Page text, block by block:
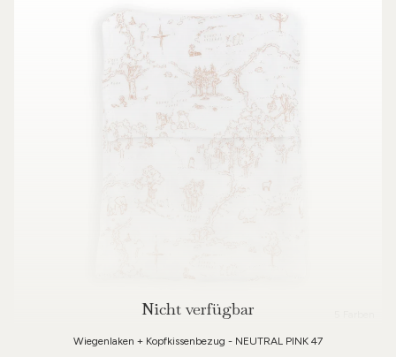
Nicht verfügbar
Wiegenlaken + Kopfkissenbezug - NEUTRAL PINK 47